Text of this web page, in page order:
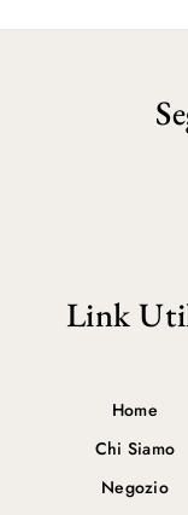
Link
Home
Chi Siamo
Negozio